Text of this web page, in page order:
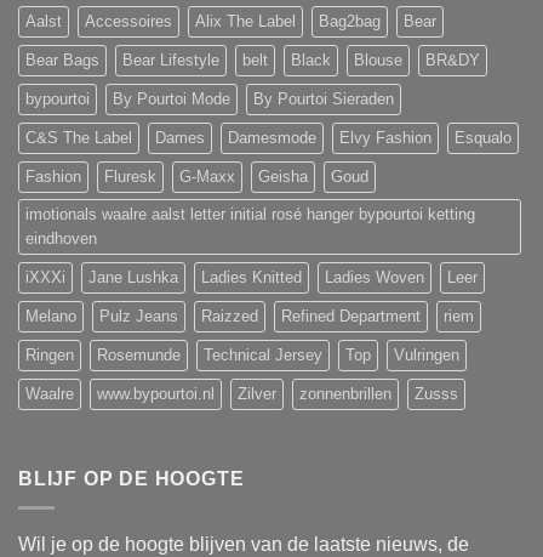
Aalst Accessoires Alix The Label Bag2bag Bear
Bear Bags Bear Lifestyle belt Black Blouse BR&DY
bypourtoi By Pourtoi Mode By Pourtoi Sieraden
C&S The Label Dames Damesmode Elvy Fashion Esqualo
Fashion Fluresk G-Maxx Geisha Goud
imotionals waalre aalst letter initial rosé hanger bypourtoi ketting
eindhoven
iXXXi Jane Lushka Ladies Knitted Ladies Woven Leer
Melano Pulz Jeans Raizzed Refined Department riem
Ringen Rosemunde Technical Jersey Top Vulringen
Waalre www.bypourtoi.nl Zilver zonnenbrillen Zusss
BLIJF OP DE HOOGTE
Wil je op de hoogte blijven van de laatste nieuws, de